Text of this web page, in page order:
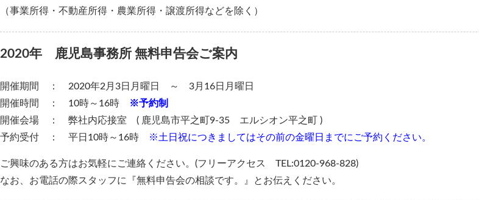
（事業所得・不動産所得・農業所得・譲渡所得などを除く）
2020年 鹿児島事務所 無料申告会ご案内
開催期間 ： 2020年2月3日月曜日 ～ 3月16日月曜日
開催時間 ： 10時～16時
※予約制
開催会場 ： 弊社内応接室 ( 鹿児島市平之町9-35 エルシオン平之町 )
予約受付 ： 平日10時～16時
※土日祝につきましてはその前の金曜日までにご予約ください。
ご興味のある方はお気軽にご連絡ください。(フリーアクセス TEL:0120-968-828)
なお、お電話の際スタッフに『無料申告会の相談です。』とお伝えください。